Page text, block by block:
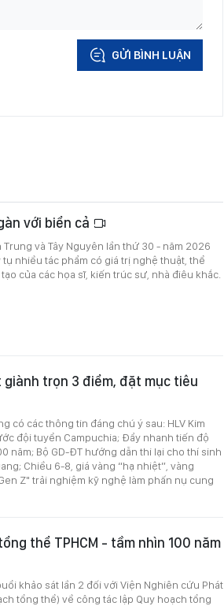
GỬI BÌNH LUẬN
với biển cả
và Tây Nguyên lần thứ 30 - năm 2026
nhiều tác phẩm có giá trị nghệ thuật, thể
của các họa sĩ, kiến trúc sư, nhà điêu khắc.
trọn 3 điểm, đặt mục tiêu
có các thông tin đáng chú ý sau: HLV Kim
đội tuyển Campuchia; Đẩy nhanh tiến độ
năm; Bộ GD-ĐT hướng dẫn thi lại cho thí sinh
Chiều 6-8, giá vàng “hạ nhiệt”, vàng
Z" trải nghiệm kỹ nghệ làm phấn nụ cung
thể TPHCM - tầm nhìn 100 năm
khảo sát lần 2 đối với Viện Nghiên cứu Phát
tổng thể) về công tác lập Quy hoạch tổng